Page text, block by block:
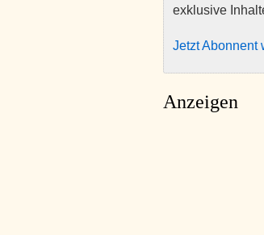
exklusive
Jetzt Abonnent
Anzeigen